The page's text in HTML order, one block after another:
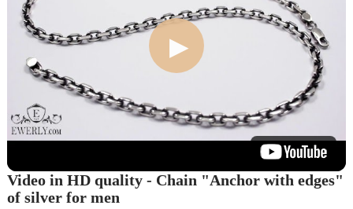
Video in HD quality - Chain "Anchor with edges"
of silver for men